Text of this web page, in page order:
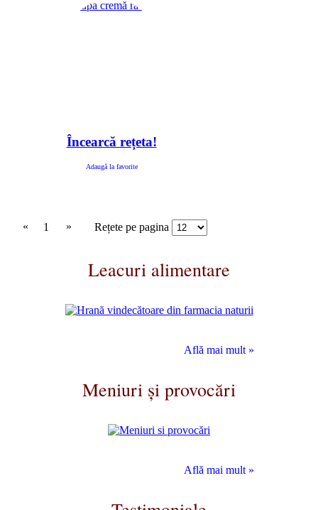
Încearcă rețeta!
Adaugă la favorite
« 1 » Rețete pe pagina
Leacuri alimentare
Află mai mult »
Meniuri și provocări
Află mai mult »